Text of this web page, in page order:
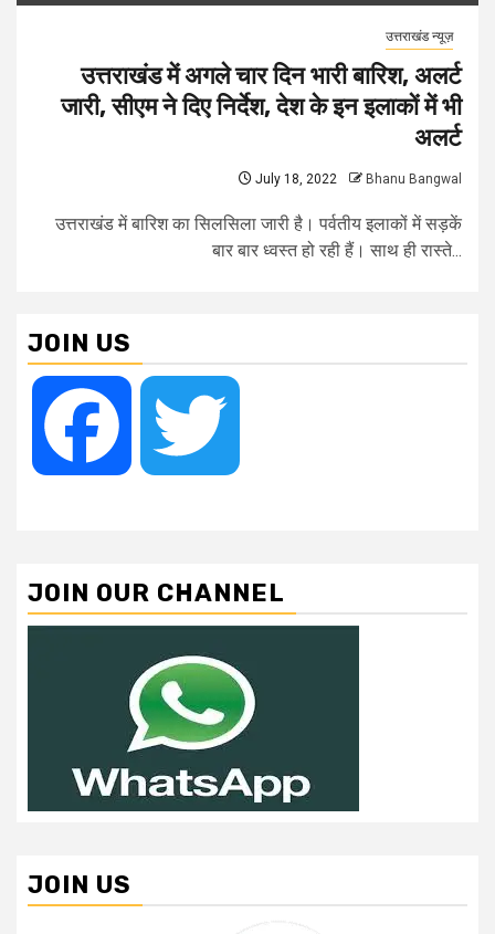
उत्तराखंड न्यूज़
उत्तराखंड में अगले चार दिन भारी बारिश, अलर्ट
जारी, सीएम ने दिए निर्देश, देश के इन इलाकों में भी
अलर्ट
July 18, 2022 Bhanu Bangwal
उत्तराखंड में बारिश का सिलसिला जारी है। पर्वतीय इलाकों में सड़कें
बार बार ध्वस्त हो रही हैं। साथ ही रास्ते...
JOIN US
Facebook
JOIN OUR CHANNEL
JOIN US